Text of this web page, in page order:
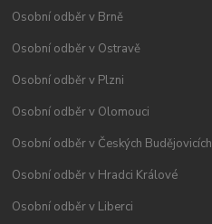
Osobní odběr v Brně
Osobní odběr v Ostravě
Osobní odběr v Plzni
Osobní odběr v Olomouci
Osobní odběr v Českých Budějovicích
Osobní odběr v Hradci Králové
Osobní odběr v Liberci